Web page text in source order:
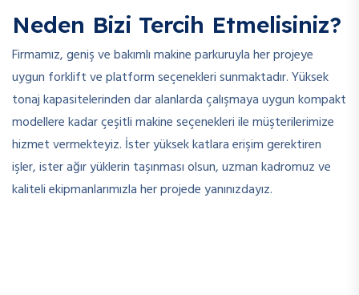
Neden Bizi Tercih Etmelisiniz?
Firmamız, geniş ve bakımlı makine parkuruyla her projeye
uygun forklift ve platform seçenekleri sunmaktadır. Yüksek
tonaj kapasitelerinden dar alanlarda çalışmaya uygun kompakt
modellere kadar çeşitli makine seçenekleri ile müşterilerimize
hizmet vermekteyiz. İster yüksek katlara erişim gerektiren
işler, ister ağır yüklerin taşınması olsun, uzman kadromuz ve
kaliteli ekipmanlarımızla her projede yanınızdayız.